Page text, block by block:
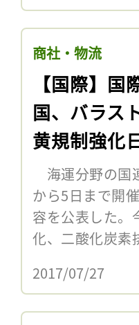
商社・物流
【国際】
国、バラス
黄規制強化
海運分野の国
から5日まで開
容を公表した。
化、二酸化炭
2017/07/27